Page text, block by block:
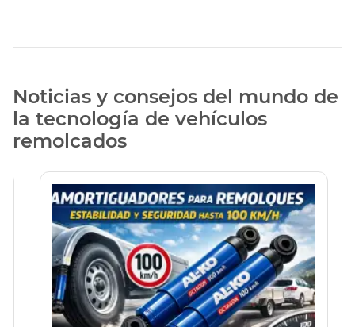
Noticias y consejos del mundo de
la tecnología de vehículos
remolcados